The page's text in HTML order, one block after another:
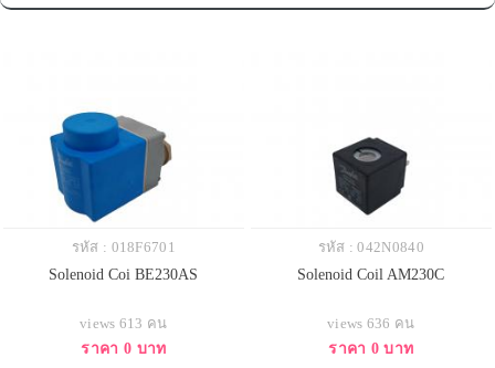
รหัส : 018F6701
Solenoid Coi BE230AS
views 613 คน
ราคา 0 บาท
รหัส : 042N0840
Solenoid Coil AM230C
views 636 คน
ราคา 0 บาท